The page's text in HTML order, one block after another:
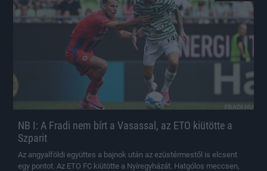
NB I: A Fradi nem bírt a Vasassal, az ETO kiütötte a
Szparit
Az angyalföldi együttes a bajnok után az ezüstérmestől is elcsent
egy pontot. Az ETO FC kiütötte a Nyíregyházát. Hatgólos meccsen,